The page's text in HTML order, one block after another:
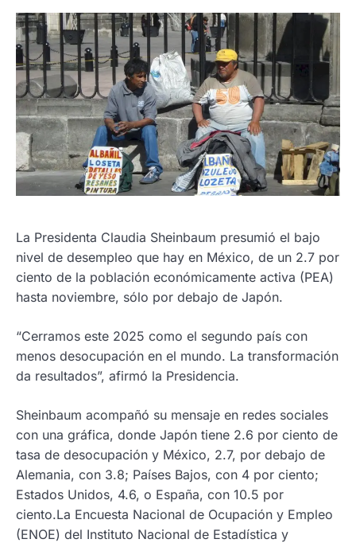
La Presidenta Claudia Sheinbaum presumió el bajo
nivel de desempleo que hay en México, de un 2.7 por
ciento de la población económicamente activa (PEA)
hasta noviembre, sólo por debajo de Japón.
“Cerramos este 2025 como el segundo país con
menos desocupación en el mundo. La transformación
da resultados”, afirmó la Presidencia.
Sheinbaum acompañó su mensaje en redes sociales
con una gráfica, donde Japón tiene 2.6 por ciento de
tasa de desocupación y México, 2.7, por debajo de
Alemania, con 3.8; Países Bajos, con 4 por ciento;
Estados Unidos, 4.6, o España, con 10.5 por
ciento.La Encuesta Nacional de Ocupación y Empleo
(ENOE) del Instituto Nacional de Estadística y